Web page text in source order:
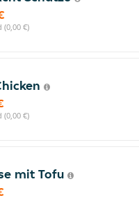
(0,00 €)
(0,00 €)
mit Tofu